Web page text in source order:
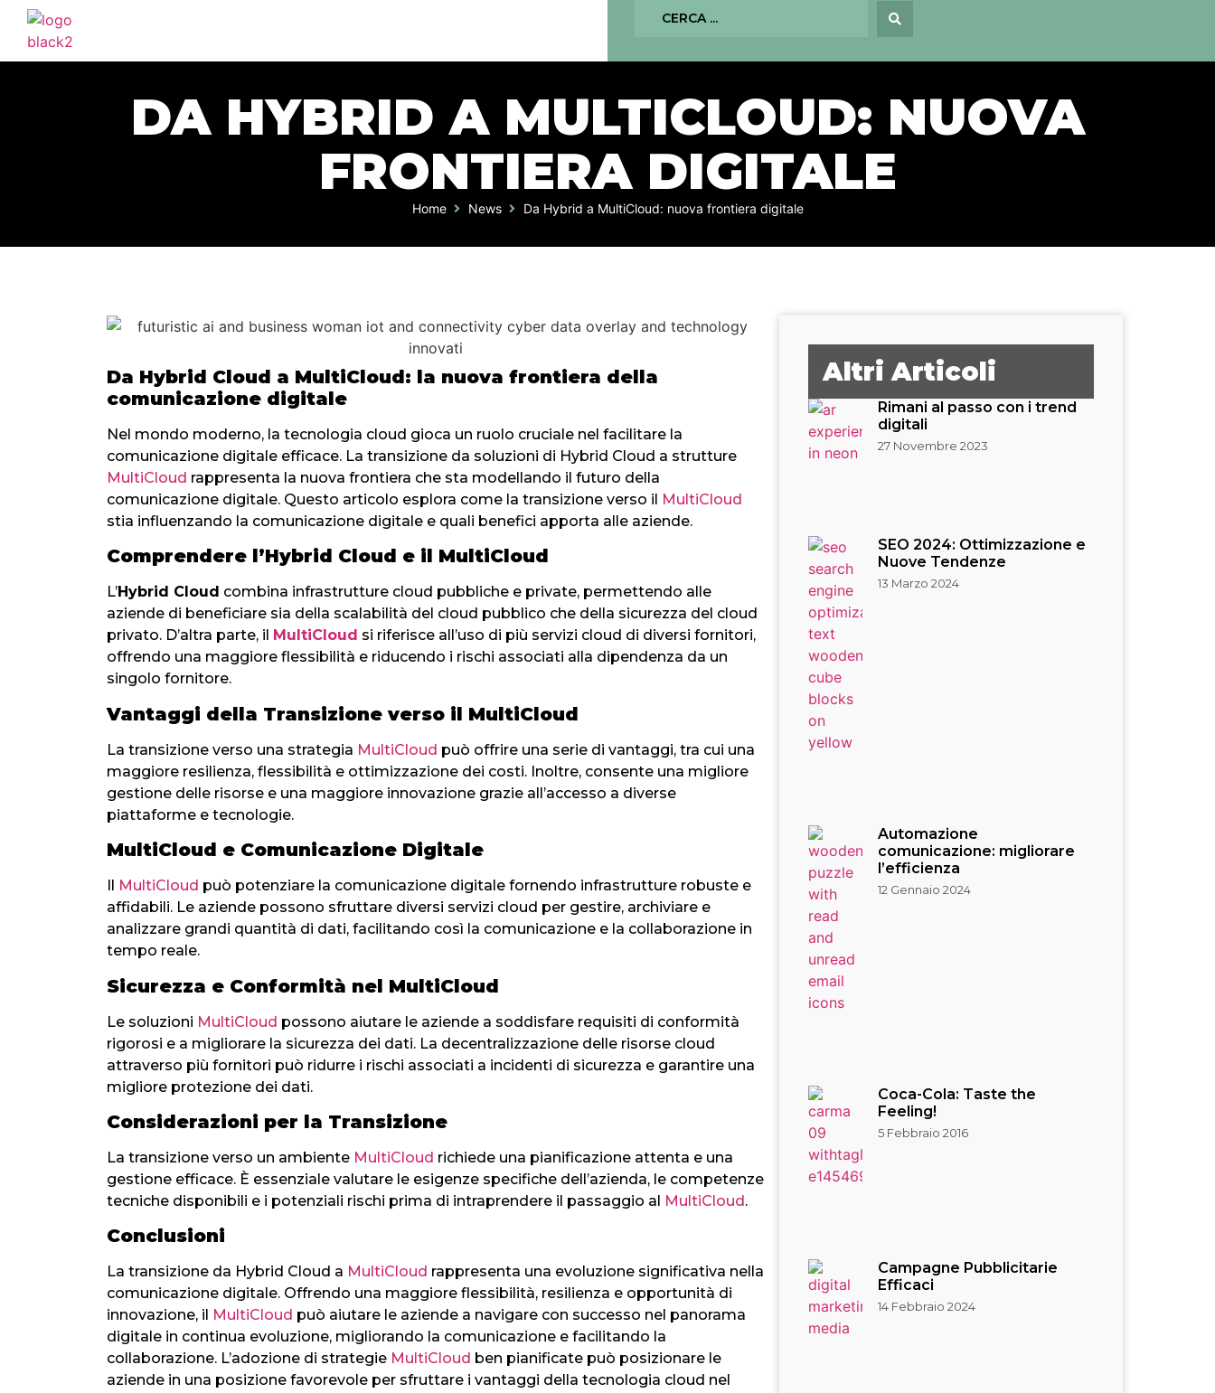
DA HYBRID A MULTICLOUD: NUOVA
FRONTIERA DIGITALE
Home News Da Hybrid a MultiCloud: nuova frontiera digitale
Da Hybrid Cloud a MultiCloud: la nuova frontiera della
comunicazione digitale
Nel mondo moderno, la tecnologia cloud gioca un ruolo cruciale nel facilitare la
comunicazione digitale efficace. La transizione da soluzioni di Hybrid Cloud a strutture
MultiCloud rappresenta la nuova frontiera che sta modellando il futuro della
comunicazione digitale. Questo articolo esplora come la transizione verso il MultiCloud
stia influenzando la comunicazione digitale e quali benefici apporta alle aziende.
Comprendere l’Hybrid Cloud e il MultiCloud
L’Hybrid Cloud combina infrastrutture cloud pubbliche e private, permettendo alle
aziende di beneficiare sia della scalabilità del cloud pubblico che della sicurezza del cloud
privato. D’altra parte, il
MultiCloud si riferisce all’uso di più servizi cloud di diversi fornitori,
offrendo una maggiore flessibilità e riducendo i rischi associati alla dipendenza da un
singolo fornitore.
Vantaggi della Transizione verso il MultiCloud
La transizione verso una strategia MultiCloud può offrire una serie di vantaggi, tra cui una
maggiore resilienza, flessibilità e ottimizzazione dei costi. Inoltre, consente una migliore
gestione delle risorse e una maggiore innovazione grazie all’accesso a diverse
piattaforme e tecnologie.
MultiCloud e Comunicazione Digitale
MultiCloud può potenziare la comunicazione digitale fornendo infrastrutture robuste e
affidabili. Le aziende possono sfruttare diversi servizi cloud per gestire, archiviare e
analizzare grandi quantità di dati, facilitando così la comunicazione e la collaborazione in
tempo reale.
Sicurezza e Conformità nel MultiCloud
Le soluzioni MultiCloud possono aiutare le aziende a soddisfare requisiti di conformità
rigorosi e a migliorare la sicurezza dei dati. La decentralizzazione delle risorse cloud
attraverso più fornitori può ridurre i rischi associati a incidenti di sicurezza e garantire una
migliore protezione dei dati.
Considerazioni per la Transizione
La transizione verso un ambiente MultiCloud richiede una pianificazione attenta e una
gestione efficace. È essenziale valutare le esigenze specifiche dell’azienda, le competenze
tecniche disponibili e i potenziali rischi prima di intraprendere il passaggio al MultiCloud.
Conclusioni
La transizione da Hybrid Cloud a MultiCloud rappresenta una evoluzione significativa nella
comunicazione digitale. Offrendo una maggiore flessibilità, resilienza e opportunità di
innovazione, il
MultiCloud può aiutare le aziende a navigare con successo nel panorama
digitale in continua evoluzione, migliorando la comunicazione e facilitando la
collaborazione. L’adozione di strategie MultiCloud ben pianificate può posizionare le
aziende in una posizione favorevole per sfruttare i vantaggi della tecnologia cloud nel
Altri Articoli
Rimani al passo con i trend
digitali
27 Novembre 2023
SEO 2024: Ottimizzazione e
Nuove Tendenze
13 Marzo 2024
Automazione
comunicazione: migliorare
l’efficienza
12 Gennaio 2024
Coca-Cola: Taste the
Feeling!
5 Febbraio 2016
Campagne Pubblicitarie
Efficaci
14 Febbraio 2024